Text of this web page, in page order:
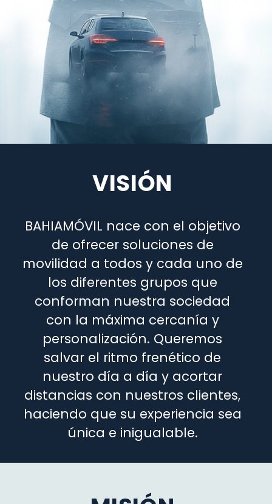
VISIÓN
BAHIAMÓVIL nace con el objetivo
de ofrecer soluciones de
movilidad a todos y cada uno de
los diferentes grupos que
conforman nuestra sociedad
con la máxima cercanía y
personalización. Queremos
salvar el ritmo frenético de
nuestro día a día y acortar
distancias con nuestros clientes,
haciendo que su experiencia sea
única e inigualable.